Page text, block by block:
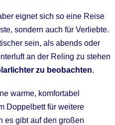
eignet sich so eine Reise
sondern auch für Verliebte.
sein, als abends oder
an der Reling zu stehen
zu beobachten.
warme, komfortabel
Doppelbett für weitere
es gibt auf den großen